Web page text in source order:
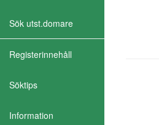
Sök utst.domare
Registerinnehåll
Söktips
Information